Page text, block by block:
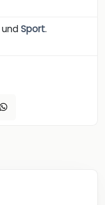
undSport.